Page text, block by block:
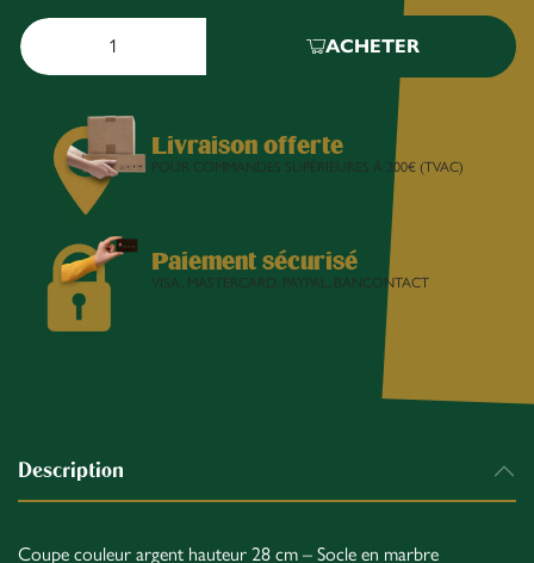
ACHETER
Livraison offerte
POUR COMMANDES SUPÉRIEURES À 200€ (TVAC)
Paiement sécurisé
VISA, MASTERCARD, PAYPAL, BANCONTACT
Description
Coupe couleur argent hauteur 28 cm – Socle en marbre